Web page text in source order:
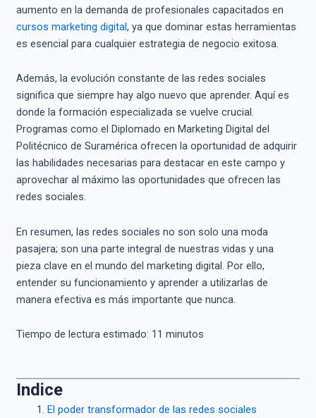
aumento en la demanda de profesionales capacitados en
cursos marketing digital, ya que dominar estas herramientas
es esencial para cualquier estrategia de negocio exitosa.
Además, la evolución constante de las redes sociales
significa que siempre hay algo nuevo que aprender. Aquí es
donde la formación especializada se vuelve crucial.
Programas como el Diplomado en Marketing Digital del
Politécnico de Suramérica ofrecen la oportunidad de adquirir
las habilidades necesarias para destacar en este campo y
aprovechar al máximo las oportunidades que ofrecen las
redes sociales.
En resumen, las redes sociales no son solo una moda
pasajera; son una parte integral de nuestras vidas y una
pieza clave en el mundo del marketing digital. Por ello,
entender su funcionamiento y aprender a utilizarlas de
manera efectiva es más importante que nunca.
Tiempo de lectura estimado: 11 minutos
Indice
El poder transformador de las redes sociales